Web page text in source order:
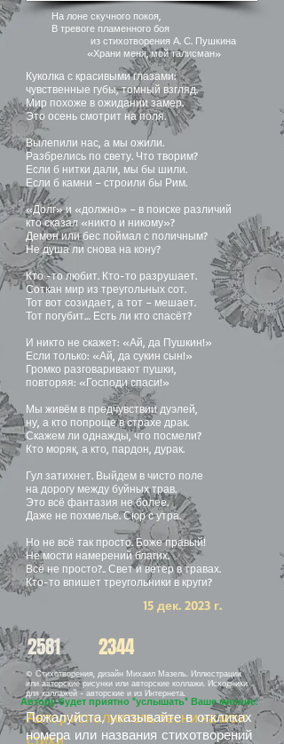
На лоне скучного покоя,
В тревоге пламенного боя
из стихотворения А. С. Пушкина
«Храни меня, мой талисман»
Куколка с красивыми глазами:
чувственные губы, томный взгляд.
Мир похоже в ожидании замер.
Это осень смотрит на поля.
Вылепили нас, а мы ожили.
Разбрелись по свету. Что творим?
Если б нитки дали, мы бы шили.
Если б камни – строили бы Рим.
«Долг» и «должно» – в поиске различий
кто сказал «никто и никому»?
Демон или бес поймал с поличным?
Не душа ли снова на кону?
Кто -то любит. Кто-то разрушает.
Соткан мир из треугольных сот.
Тот вот созидает, а тот – мешает.
Тот погубит… Есть ли кто спасёт?
И никто не скажет: «Ай, да Пушкин!»
Если только: «Ай, да сукин сын!»
Громко разговаривают пушки,
повторяя: «Господи спаси!»
Мы живём в предчувствии дуэлей,
ну, а кто попроще в страхе драк.
Скажем ли однажды, что посмели?
Кто моряк, а кто, пардон, дурак.
Гул затихнет. Выйдем в чисто поле
на дорогу между буйных трав.
Это всё фантазия не более.
Даже не похмелье. Сюр с утра.
Но не всё так просто. Боже правый!
Не мости намерений благих.
Всё не просто?.. Свет и ветер в травах.
Кто-то впишет треугольники в круги?
15 дек. 2023 г.
2581 2344
© Стихотворения, дизайн Михаил Мазель. Иллюстрации
или авторские рисунки или авторские коллажи. Исходники
для коллажей - авторские и из Интернета.
Автор исполнитель песни на мои
Автору будет приятно "услышать" Ваше мнение:
Пожалуйста, указывайте в откликах
номера или названия стихотворений